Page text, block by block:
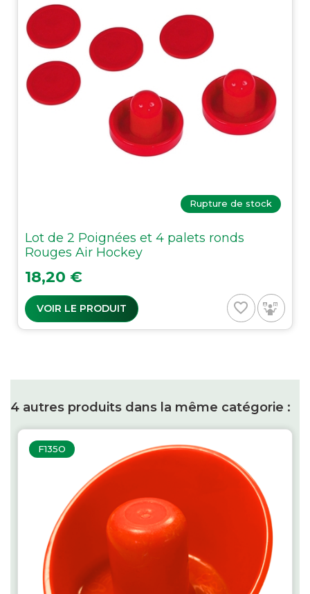
Rupture de stock
Lot de 2 Poignées et 4 palets ronds
Rouges Air Hockey
Prix
18,20 €
VOIR LE PRODUIT favorite_border
4 autres produits dans la même catégorie :
F135O